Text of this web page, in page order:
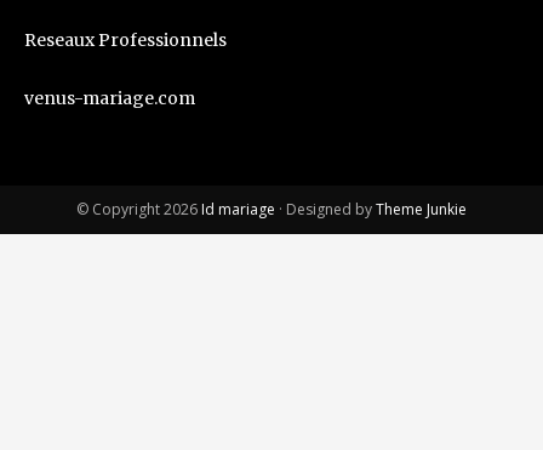
Reseaux Professionnels
venus-mariage.com
© Copyright 2026 Id mariage · Designed byTheme Junkie